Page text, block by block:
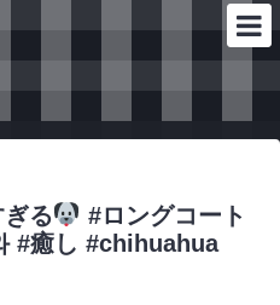
る
#ロングコート
#癒し #chihuahua